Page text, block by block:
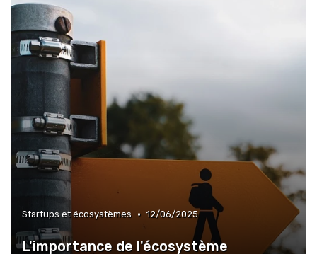
Startups et écosystèmes • 12/06/2025
L'importance de l'écosystème